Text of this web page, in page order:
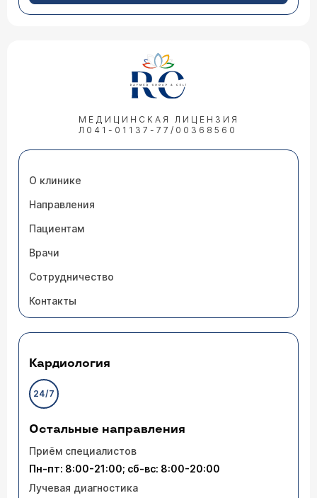
МЕДИЦИНСКАЯ ЛИЦЕНЗИЯ
Л041-01137-77/00368560
О клинике
Направления
Пациентам
Врачи
Сотрудничество
Контакты
Кардиология
24/7
Остальные направления
Приём специалистов
Пн-пт: 8:00-21:00; сб-вс: 8:00-20:00
Лучевая диагностика